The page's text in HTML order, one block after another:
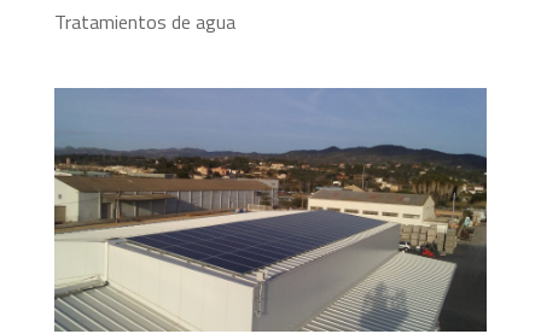
Tratamientos de agua